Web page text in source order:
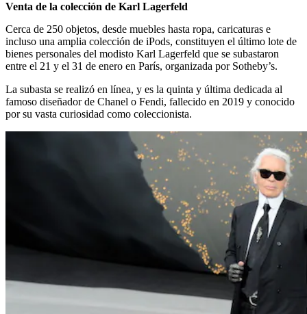
Venta de la colección de Karl Lagerfeld
Cerca de 250 objetos, desde muebles hasta ropa, caricaturas e
incluso una amplia colección de iPods, constituyen el último lote de
bienes personales del modisto Karl Lagerfeld que se subastaron
entre el 21 y el 31 de enero en París, organizada por Sotheby’s.
La subasta se realizó en línea, y es la quinta y última dedicada al
famoso diseñador de Chanel o Fendi, fallecido en 2019 y conocido
por su vasta curiosidad como coleccionista.